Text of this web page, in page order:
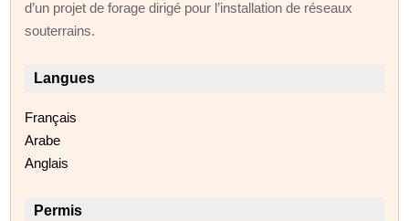
d’un projet de forage dirigé pour l’installation de réseaux
souterrains.
Langues
Français
Arabe
Anglais
Permis